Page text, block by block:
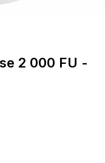
2 000 FU -